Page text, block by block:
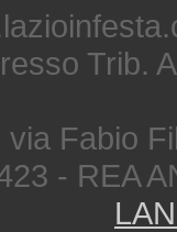
Trib.
Fabio
- REA